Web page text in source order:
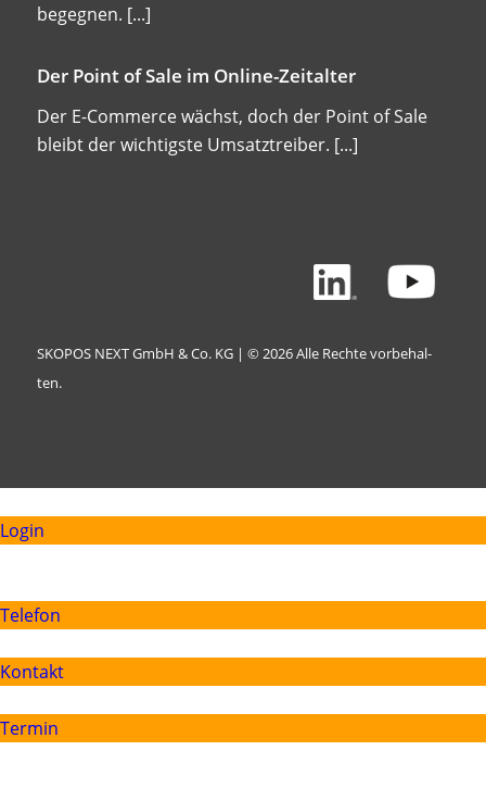
begegnen. [...]
Der Point of Sale im Online-Zeitalter
Der E-Commerce wächst, doch der Point of Sale
bleibt der wichtigste Umsatztreiber. [...]
SKO­POS NEXT GmbH & Co. KG | © 2026 Alle Rech­te vor­be­hal­
ten.
Login
Telefon
Kontakt
Termin